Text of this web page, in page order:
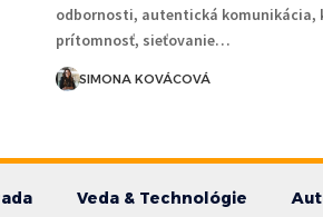
odbornosti, autentická komunikácia,
prítomnosť, sieťovanie…
SIMONA KOVÁCOVÁ
Veda & Technológie